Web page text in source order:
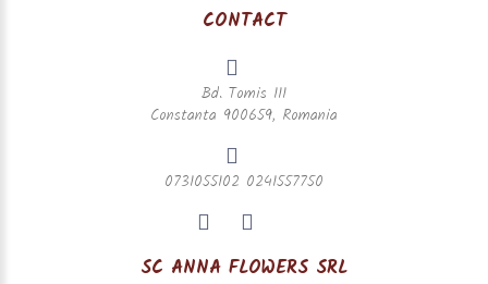
CONTACT
Bd. Tomis 111
Constanta 900659, Romania
0731055102 0241557750
SC ANNA FLOWERS SRL